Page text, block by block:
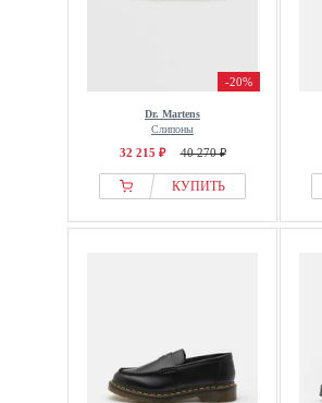
-20%
Dr. Martens
Слипоны
32 215 ₽ 40 270 ₽
КУПИТЬ